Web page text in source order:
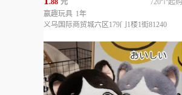
.88 元
720个起购
赢趣玩具 1年
义乌国际商贸城六区179门1楼1街81240